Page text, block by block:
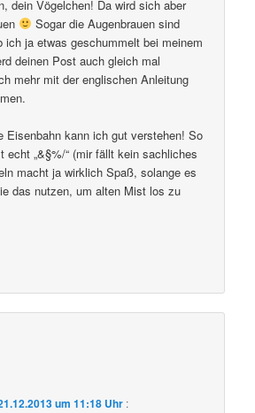
dein Vögelchen! Da wird sich aber
Sogar die Augenbrauen sind
ja etwas geschummelt bei meinem
deinen Post auch gleich mal
mehr mit der englischen Anleitung
Eisenbahn kann ich gut verstehen! So
echt „&§%/“ (mir fällt kein sachliches
macht ja wirklich Spaß, solange es
das nutzen, um alten Mist los zu
um 11:18 Uhr :